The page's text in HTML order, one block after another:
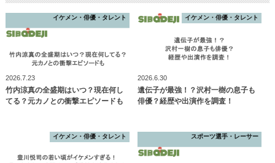
イケメン・俳優・タレント
2026.7.23
竹内涼真の全盛期はいつ？現在何し
てる？元カノとの衝撃エピソードも
イケメン・俳優・タレント
2026.6.30
遺伝子が最強！？沢村一樹の息子も
俳優？経歴や出演作を調査！
イケメン・俳優・タレント スポーツ選手・レーサー